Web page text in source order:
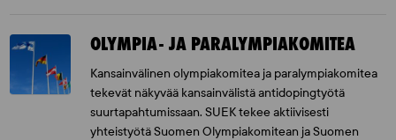
OLYMPIA- JA PARALYMPIAKOMITEA
Kansainvälinen olympiakomitea ja paralympiakomitea
tekevät näkyvää kansainvälistä antidopingtyötä
suurtapahtumissaan. SUEK tekee aktiivisesti
yhteistyötä Suomen Olympiakomitean ja Suomen